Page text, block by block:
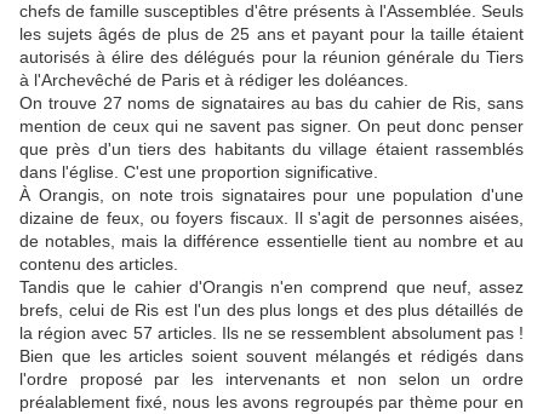
chefs de famille susceptibles d'être présents à l'Assemblée. Seuls
les sujets âgés de plus de 25 ans et payant pour la taille étaient
autorisés à élire des délégués pour la réunion générale du Tiers
à l'Archevêché de Paris et à rédiger les doléances.
On trouve 27 noms de signataires au bas du cahier de Ris, sans
mention de ceux qui ne savent pas signer. On peut donc penser
que près d'un tiers des habitants du village étaient rassemblés
dans l'église. C'est une proportion significative.
À Orangis, on note trois signataires pour une population d'une
dizaine de feux, ou foyers fiscaux. Il s'agit de personnes aisées,
de notables, mais la différence essentielle tient au nombre et au
contenu des articles.
Tandis que le cahier d'Orangis n'en comprend que neuf, assez
brefs, celui de Ris est l'un des plus longs et des plus détaillés de
la région avec 57 articles. Ils ne se ressemblent absolument pas !
Bien que les articles soient souvent mélangés et rédigés dans
l'ordre proposé par les intervenants et non selon un ordre
préalablement fixé, nous les avons regroupés par thème pour en